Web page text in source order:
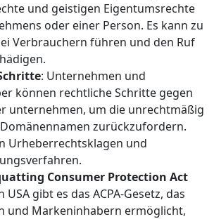
und geistigen Eigentumsrechte
oder einer Person. Es kann zu
Verbrauchern führen und den Ruf
: Unternehmen und
können rechtliche Schritte gegen
unternehmen, um die unrechtmäßig
zurückzufordern.
Urheberrechtsklagen und
Consumer Protection Act
USA gibt es das ACPA-Gesetz, das
und Markeninhabern ermöglicht,